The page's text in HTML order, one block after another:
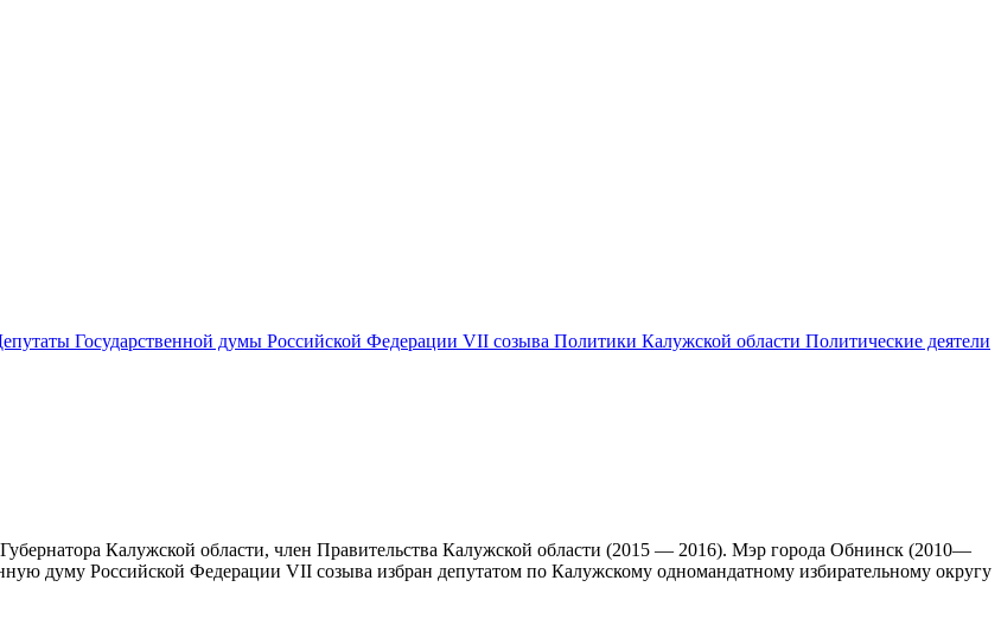
Государственной думы Российской Федерации VII созыва Политики Калужской области Политические деятели
Калужской области, член Правительства Калужской области (2015 — 2016). Мэр города Обнинск (2010—
думу Российской Федерации VII созыва избран депутатом по Калужскому одномандатному избирательному округу